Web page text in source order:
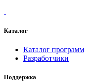
Каталог
Каталог программ
Разработчики
Поддержка